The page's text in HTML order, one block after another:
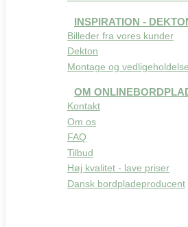
INSPIRATION -
Billeder fra vores kunder
Dekton
Montage og vedligeholdelse
OM
Kontakt
Om os
FAQ
Tilbud
Høj kvalitet - lave priser
Dansk bordpladeproducent